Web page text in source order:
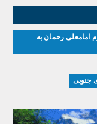
امامعلی رحمان به